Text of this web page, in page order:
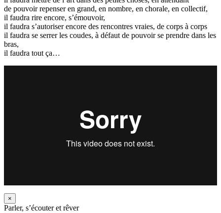
de pouvoir repenser en grand, en nombre, en chorale, en collectif,
il faudra rire encore, s’émouvoir,
il faudra s’autoriser encore des rencontres vraies, de corps à corps
il faudra se serrer les coudes, à défaut de pouvoir se prendre dans les
bras,
il faudra tout ça…
×
Parler, s’écouter et rêver